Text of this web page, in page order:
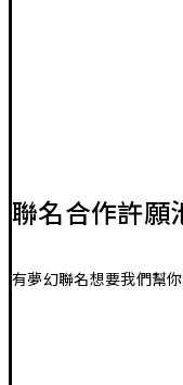
聯名合作許願
有夢幻聯名想要我們幫